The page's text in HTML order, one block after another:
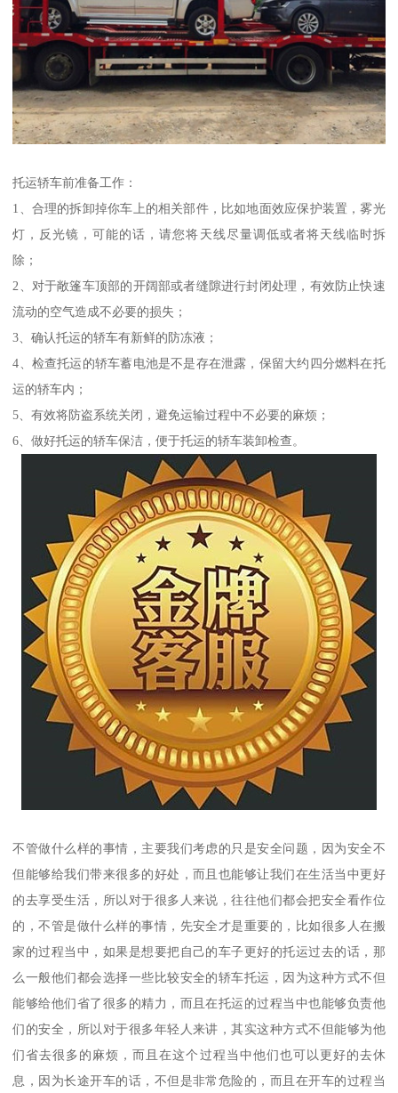
托运轿车前准备工作：
1、合理的拆卸掉你车上的相关部件，比如地面效应保护装置，雾光
灯，反光镜，可能的话，请您将天线尽量调低或者将天线临时拆
除；
2、对于敞篷车顶部的开阔部或者缝隙进行封闭处理，有效防止快速
流动的空气造成不必要的损失；
3、确认托运的轿车有新鲜的防冻液；
4、检查托运的轿车蓄电池是不是存在泄露，保留大约四分燃料在托
运的轿车内；
5、有效将防盗系统关闭，避免运输过程中不必要的麻烦；
6、做好托运的轿车保洁，便于托运的轿车装卸检查。
不管做什么样的事情，主要我们考虑的只是安全问题，因为安全不
但能够给我们带来很多的好处，而且也能够让我们在生活当中更好
的去享受生活，所以对于很多人来说，往往他们都会把安全看作位
的，不管是做什么样的事情，先安全才是重要的，比如很多人在搬
家的过程当中，如果是想要把自己的车子更好的托运过去的话，那
么一般他们都会选择一些比较安全的轿车托运，因为这种方式不但
能够给他们省了很多的精力，而且在托运的过程当中也能够负责他
们的安全，所以对于很多年轻人来讲，其实这种方式不但能够为他
们省去很多的麻烦，而且在这个过程当中他们也可以更好的去休
息，因为长途开车的话，不但是非常危险的，而且在开车的过程当